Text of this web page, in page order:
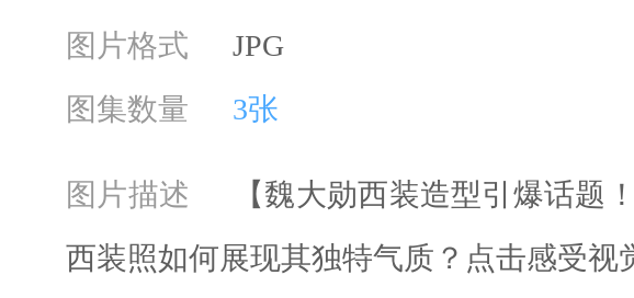
图片格式
JPG
图集数量
3张
图片描述
【魏大勋西装造型引爆话题
西装照如何展现其独特气质？点击感受视